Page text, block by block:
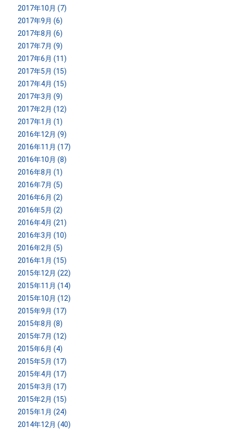
2017年10月 (7)
2017年9月 (6)
2017年8月 (6)
2017年7月 (9)
2017年6月 (11)
2017年5月 (15)
2017年4月 (15)
2017年3月 (9)
2017年2月 (12)
2017年1月 (1)
2016年12月 (9)
2016年11月 (17)
2016年10月 (8)
2016年8月 (1)
2016年7月 (5)
2016年6月 (2)
2016年5月 (2)
2016年4月 (21)
2016年3月 (10)
2016年2月 (5)
2016年1月 (15)
2015年12月 (22)
2015年11月 (14)
2015年10月 (12)
2015年9月 (17)
2015年8月 (8)
2015年7月 (12)
2015年6月 (4)
2015年5月 (17)
2015年4月 (17)
2015年3月 (17)
2015年2月 (15)
2015年1月 (24)
2014年12月 (40)